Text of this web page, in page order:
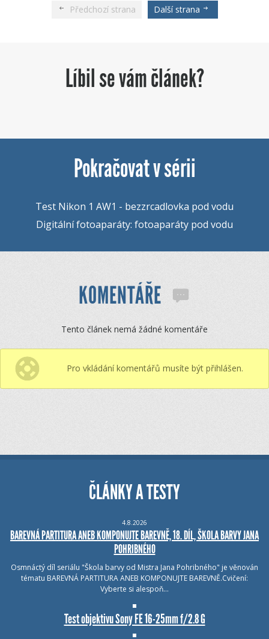
Předchozí strana Další strana
Líbil se vám článek?
Pokračovat v sérii
Test Nikon 1 AW1 - bezzrcadlovka pod vodu
Digitální fotoaparáty: fotoaparáty pod vodu
KOMENTÁŘE
Tento článek nemá žádné komentáře
Pro vkládání komentářů musíte být přihlášen.
ČLÁNKY A TESTY
4.8.2026
BAREVNÁ PARTITURA ANEB KOMPONUJTE BAREVNĚ, 18. DÍL, ŠKOLA BARVY JANA
POHRIBNÉHO
Osmnáctý díl seriálu "Škola barvy od Mistra Jana Pohribného" je věnován
tématu BAREVNÁ PARTITURA ANEB KOMPONUJTE BAREVNĚ.Cvičení:
Vyberte si alespoň…
Test objektivu Sony FE 16-25mm f/2.8 G